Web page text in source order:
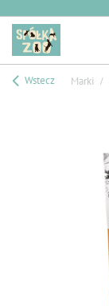
Wstecz Marki